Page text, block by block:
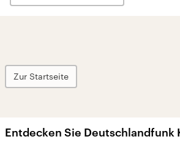
Zur Startseite
Entdecken Sie Deutschlandfunk